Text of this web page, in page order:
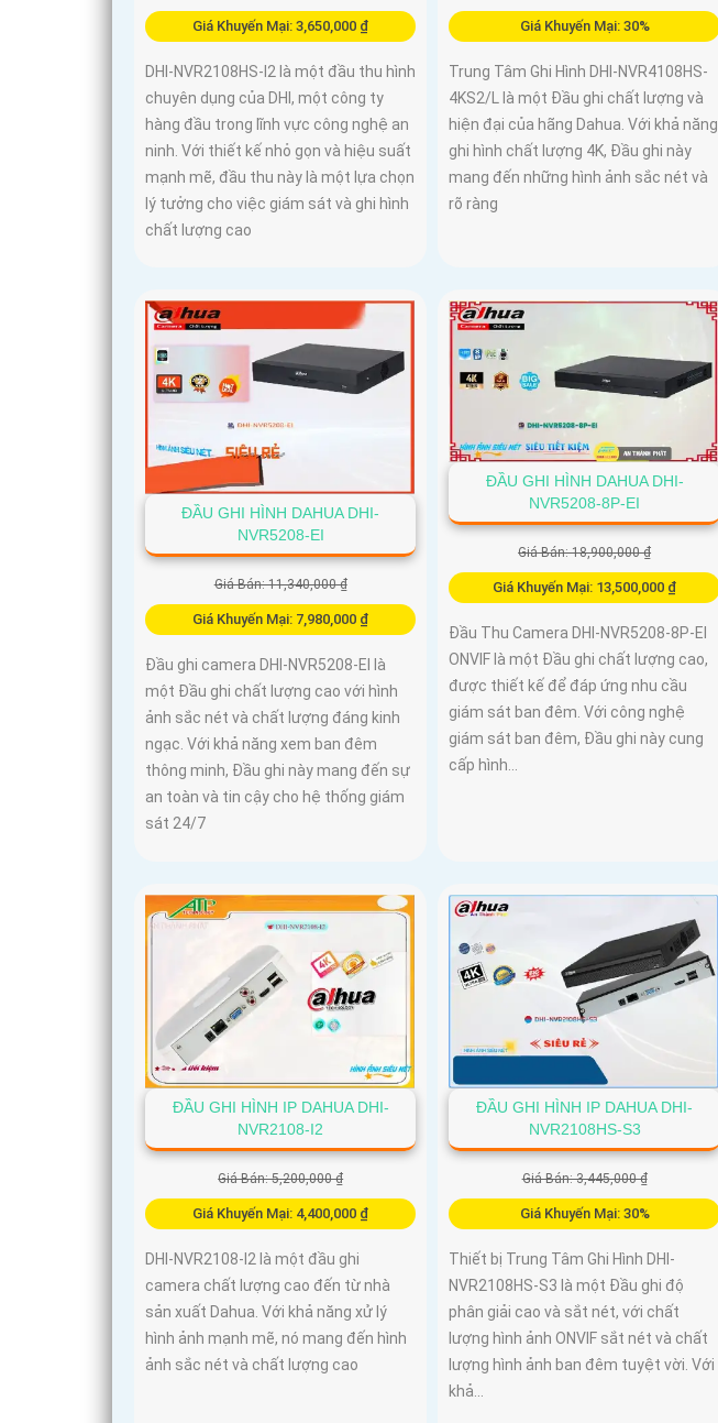
Giá Khuyến Mại: 3,650,000 ₫
DHI-NVR2108HS-I2 là một đầu thu hình
chuyên dụng của DHI, một công ty
hàng đầu trong lĩnh vực công nghệ an
ninh. Với thiết kế nhỏ gọn và hiệu suất
mạnh mẽ, đầu thu này là một lựa chọn
lý tưởng cho việc giám sát và ghi hình
chất lượng cao
Giá Khuyến Mại: 30%
Trung Tâm Ghi Hình DHI-NVR4108HS-
4KS2/L là một Đầu ghi chất lượng và
hiện đại của hãng Dahua. Với khả năng
ghi hình chất lượng 4K, Đầu ghi này
mang đến những hình ảnh sắc nét và
rõ ràng
ĐẦU GHI HÌNH DAHUA DHI-
NVR5208-EI
Giá Bán: 11,340,000 ₫
Giá Khuyến Mại: 7,980,000 ₫
Đầu ghi camera DHI-NVR5208-EI là
một Đầu ghi chất lượng cao với hình
ảnh sắc nét và chất lượng đáng kinh
ngạc. Với khả năng xem ban đêm
thông minh, Đầu ghi này mang đến sự
an toàn và tin cậy cho hệ thống giám
sát 24/7
ĐẦU GHI HÌNH DAHUA DHI-
NVR5208-8P-EI
Giá Bán: 18,900,000 ₫
Giá Khuyến Mại: 13,500,000 ₫
Đầu Thu Camera DHI-NVR5208-8P-EI
ONVIF là một Đầu ghi chất lượng cao,
được thiết kế để đáp ứng nhu cầu
giám sát ban đêm. Với công nghệ
giám sát ban đêm, Đầu ghi này cung
cấp hình...
ĐẦU GHI HÌNH IP DAHUA DHI-
NVR2108-I2
Giá Bán: 5,200,000 ₫
Giá Khuyến Mại: 4,400,000 ₫
DHI-NVR2108-I2 là một đầu ghi
camera chất lượng cao đến từ nhà
sản xuất Dahua. Với khả năng xử lý
hình ảnh mạnh mẽ, nó mang đến hình
ảnh sắc nét và chất lượng cao
ĐẦU GHI HÌNH IP DAHUA DHI-
NVR2108HS-S3
Giá Bán: 3,445,000 ₫
Giá Khuyến Mại: 30%
Thiết bị Trung Tâm Ghi Hình DHI-
NVR2108HS-S3 là một Đầu ghi độ
phân giải cao và sắt nét, với chất
lượng hình ảnh ONVIF sắt nét và chất
lượng hình ảnh ban đêm tuyệt vời. Với
khả...